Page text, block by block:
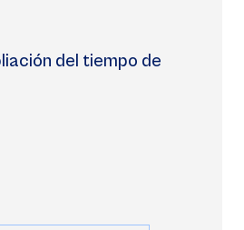
del tiempo de